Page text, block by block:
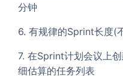
分钟
6. 有规律的Sprint长度(
7. 在Sprint计划会议上
细估算的任务列表